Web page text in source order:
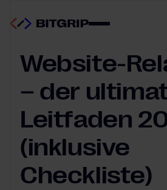
Website-Relaunch
20.05.2026
Website-
– der
Leitfaden
(inklusive
Checkliste)